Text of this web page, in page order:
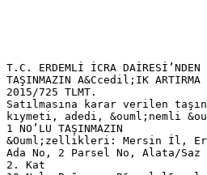
T.C. ERDEMLİ İCRA DAİRESİ’NDEN
TAŞINMAZIN A&Ccedil;IK
2015/725 TLMT.
Satılmasına karar verilen
kıymeti, adedi, &ouml;nemli
1 NO’LU TAŞINMAZIN
&Ouml;zellikleri: Mersin İl,
Ada No, 2 Parsel No, Alata/
2. Kat